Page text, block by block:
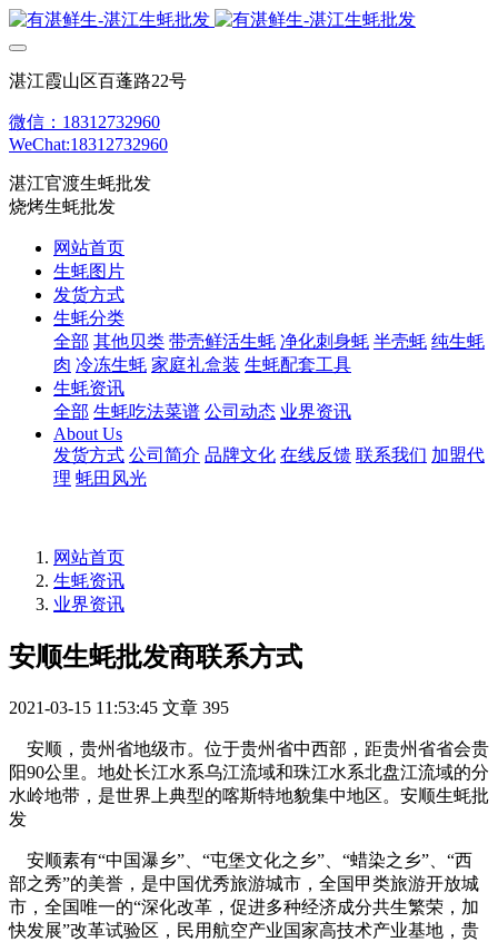
湛江霞山区百蓬路22号
微信：18312732960
WeChat:18312732960
湛江官渡生蚝批发
烧烤生蚝批发
网站首页
生蚝图片
发货方式
生蚝分类
全部 其他贝类 带壳鲜活生蚝 净化刺身蚝 半壳蚝 纯生蚝
肉 冷冻生蚝 家庭礼盒装 生蚝配套工具
生蚝资讯
全部 生蚝吃法菜谱 公司动态 业界资讯
About Us
发货方式 公司简介 品牌文化 在线反馈 联系我们 加盟代
理 蚝田风光
网站首页
生蚝资讯
业界资讯
安顺生蚝批发商联系方式
2021-03-15 11:53:45 文章 395
安顺，贵州省地级市。位于贵州省中西部，距贵州省省会贵
阳90公里。地处长江水系乌江流域和珠江水系北盘江流域的分
水岭地带，是世界上典型的喀斯特地貌集中地区。安顺生蚝批
发
安顺素有“中国瀑乡”、“屯堡文化之乡”、“蜡染之乡”、“西
部之秀”的美誉，是中国优秀旅游城市，全国甲类旅游开放城
市，全国唯一的“深化改革，促进多种经济成分共生繁荣，加
快发展”改革试验区，民用航空产业国家高技术产业基地，贵